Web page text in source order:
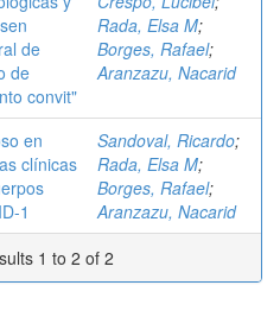
de
de
convit"
Rada, Elsa M;
Borges, Rafael;
Aranzazu, Nacarid
en
clínicas
1
Sandoval, Ricardo;
Rada, Elsa M;
Borges, Rafael;
Aranzazu, Nacarid
1 to 2 of 2